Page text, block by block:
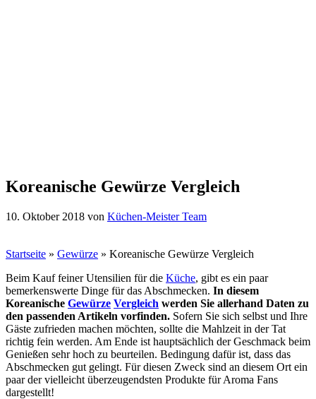
Koreanische Gewürze Vergleich
10. Oktober 2018 von Küchen-Meister Team
Startseite » Gewürze » Koreanische Gewürze Vergleich
Beim Kauf feiner Utensilien für die Küche, gibt es ein paar
bemerkenswerte Dinge für das Abschmecken. In diesem
Koreanische Gewürze Vergleich werden Sie allerhand Daten zu
den passenden Artikeln vorfinden. Sofern Sie sich selbst und Ihre
Gäste zufrieden machen möchten, sollte die Mahlzeit in der Tat
richtig fein werden. Am Ende ist hauptsächlich der Geschmack beim
Genießen sehr hoch zu beurteilen. Bedingung dafür ist, dass das
Abschmecken gut gelingt. Für diesen Zweck sind an diesem Ort ein
paar der vielleicht überzeugendsten Produkte für Aroma Fans
dargestellt!